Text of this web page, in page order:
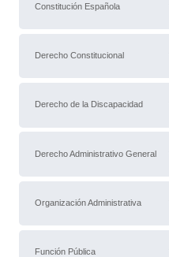
Constitución Española
Derecho Constitucional
Derecho de la Discapacidad
Derecho Administrativo General
Organización Administrativa
Función Pública